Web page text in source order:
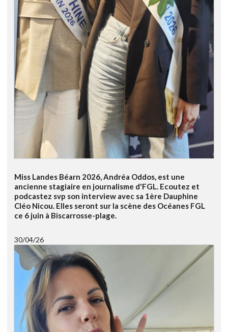
Miss Landes Béarn 2026, Andréa Oddos, est une
ancienne stagiaire en journalisme d'FGL. Ecoutez et
podcastez svp son interview avec sa 1ère Dauphine
Cléo Nicou. Elles seront sur la scène des Océanes FGL
ce 6 juin à Biscarrosse-plage.
30/04/26